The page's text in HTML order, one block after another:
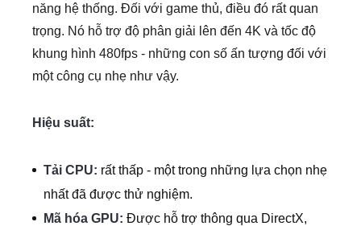
năng hệ thống. Đối với game thủ, điều đó rất quan
trọng. Nó hỗ trợ độ phân giải lên đến 4K và tốc độ
khung hình 480fps - những con số ấn tượng đối với
một công cụ nhẹ như vậy.
Hiệu suất:
Tải CPU: rất thấp - một trong những lựa chọn nhẹ
nhất đã được thử nghiệm.
Mã hóa GPU: Được hỗ trợ thông qua DirectX,